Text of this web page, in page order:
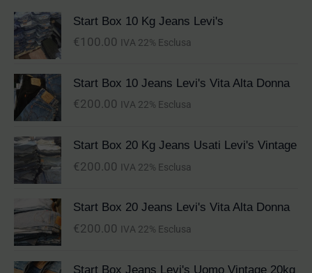
Start Box 10 Kg Jeans Levi's
€ 100.00 IVA 22% Esclusa
Start Box 10 Jeans Levi's Vita Alta Donna
€200.00 IVA 22% Esclusa
Start Box 20 Kg Jeans Usati Levi's Vintage
€200.00 IVA 22% Esclusa
Start Box 20 Jeans Levi's Vita Alta Donna
€200.00 IVA 22% Esclusa
Start Box Jeans Levi's Uomo Vintage 20kg